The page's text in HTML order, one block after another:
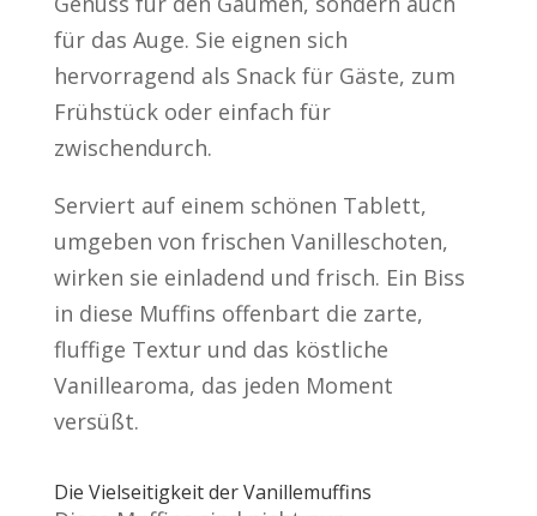
für das Auge. Sie eignen sich
hervorragend als Snack für Gäste, zum
Frühstück oder einfach für
zwischendurch.
Serviert auf einem schönen Tablett,
umgeben von frischen Vanilleschoten,
wirken sie einladend und frisch. Ein Biss
in diese Muffins offenbart die zarte,
fluffige Textur und das köstliche
Vanillearoma, das jeden Moment
versüßt.
Die Vielseitigkeit der Vanillemuffins